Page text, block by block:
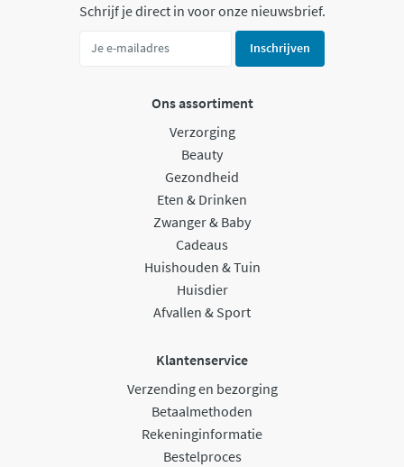
Schrijf je direct in voor onze nieuwsbrief.
Inschrijven
Ons assortiment
Verzorging
Beauty
Gezondheid
Eten & Drinken
Zwanger & Baby
Cadeaus
Huishouden & Tuin
Huisdier
Afvallen & Sport
Klantenservice
Verzending en bezorging
Betaalmethoden
Rekeninginformatie
Bestelproces